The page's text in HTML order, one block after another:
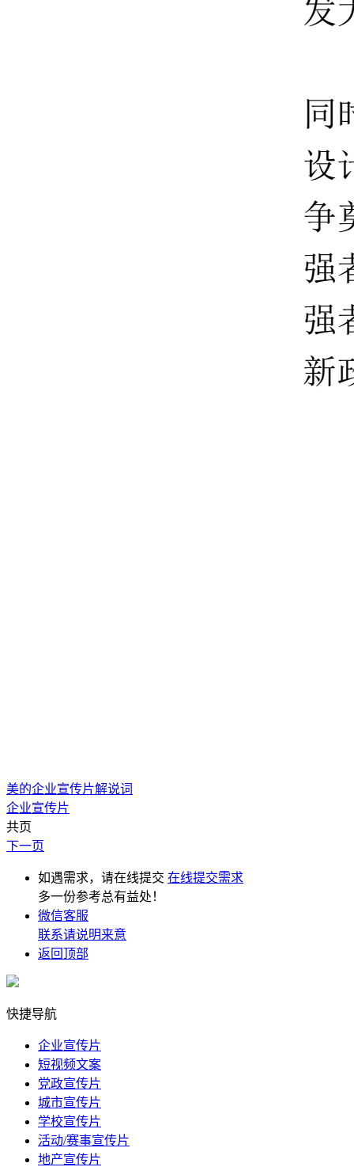
美的企业宣传片解说词
企业宣传片
共页
下一页
如遇需求，请在线提交 在线提交需求
多一份参考总有益处！
微信客服
联系请说明来意
返回顶部
快捷导航
企业宣传片
短视频文案
党政宣传片
城市宣传片
学校宣传片
活动/赛事宣传片
地产宣传片